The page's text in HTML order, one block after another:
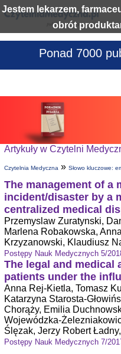
Jestem lekarzem,
obrót
Ponad 7000
Artykuły w Czytelni
Czytelnia Medyczna» Słowo kluczowe:
The management of a
incident/disaster by a
centralized medical
Przemyslaw Zuratynski,
Marlena Robakowska,
Krzyzanowski, Klaudiusz
Postępy Nauk Medycznych 5/
The legal and medical
patients under the
Anna Rej-Kietla, Tomasz
Katarzyna Starosta-
Chorąży, Emilia
Wojewódzka-
Ślęzak, Jerzy Robert
Postępy Nauk Medycznych 7/